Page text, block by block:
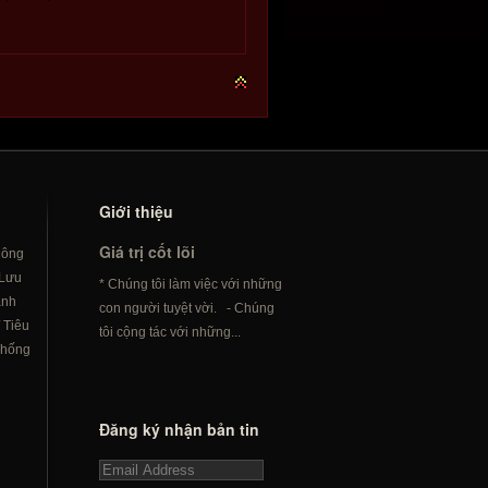
Lưu
Tiêu
Giới thiệu
Giá trị cốt lõi
* Chúng tôi làm việc với những
con người tuyệt vời. - Chúng
tôi cộng tác với những...
Đăng ký nhận bản tin